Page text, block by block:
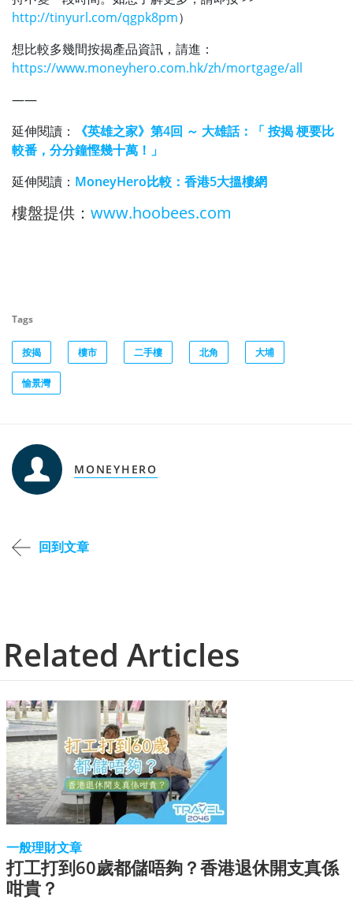
http://tinyurl.com/qgpk8pm）
想比較多幾間按揭產品資訊，請進：
https://www.moneyhero.com.hk/zh/mortgage/all
——
延伸閱讀：
《英雄之家》第4回 ～ 大雄話：「 按揭 梗要比
較番，分分鐘慳幾十萬！」
延伸閱讀： MoneyHero比較：香港5大搵樓網
樓盤提供： www.hoobees.com
Tags
按揭 樓市 二手樓 北角 大埔
愉景灣
MONEYHERO
回到文章
Related Articles
一般理財文章
打工打到60歲都儲唔夠？香港退休開支真係
咁貴？